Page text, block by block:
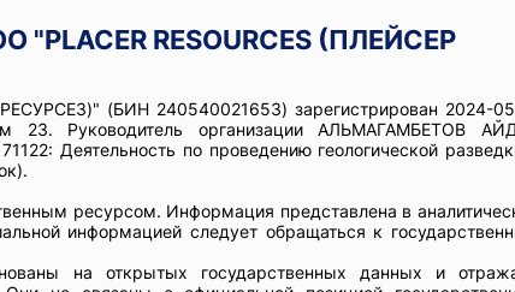
RESOURCES (ПЛЕЙСЕР
(БИН 240540021653) зарегистрирован 2024-
Руководитель организации АЛЬМАГАМБЕТОВ
Деятельность по проведению геологической
ресурсом. Информация представлена в
информацией следует обращаться к
на открытых государственных данных и